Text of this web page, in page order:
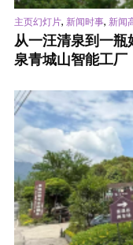
主页幻灯片, 新闻时事, 新闻
从一汪清泉到一
泉青城山智能工厂